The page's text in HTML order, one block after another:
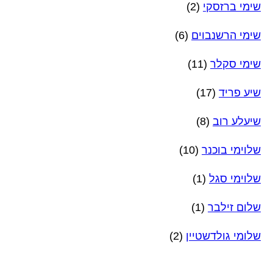
שימי ברזסקי (2)
שימי הרשנבוים (6)
שימי סקלר (11)
שיע פריד (17)
שיעלע רוב (8)
שלוימי בוכנר (10)
שלוימי סגל (1)
שלום זילבר (1)
שלומי גולדשטיין (2)